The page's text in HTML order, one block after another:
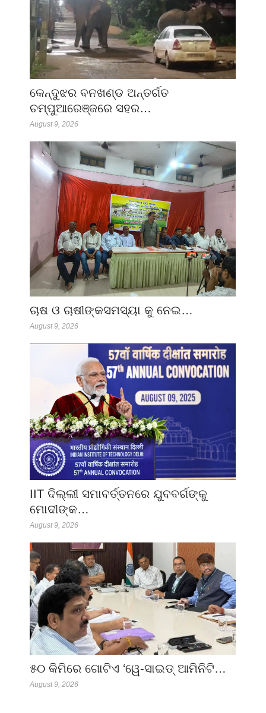
କେନ୍ଦୁଝର ବନଖଣ୍ଡ ଅନ୍ତର୍ଗତ
ଚମ୍ପୁଆରେଞ୍ଜରେ ସହର…
August 9, 2026
ଚାଷ ଓ ଚାଷୀଙ୍କସମସ୍ୟା କୁ ନେଇ…
August 9, 2026
IIT ଦିଲ୍ଲୀ ସମାବର୍ତ୍ତନରେ ଯୁବବର୍ଗଙ୍କୁ
ମୋଦୀଙ୍କ…
August 9, 2026
୫୦ କିମିରେ ଗୋଟିଏ ‘ୱେ-ସାଇଡ୍ ଆମିନିଟି…
August 9, 2026